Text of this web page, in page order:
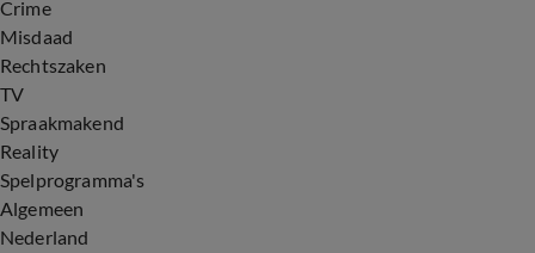
Crime
Misdaad
Rechtszaken
TV
Spraakmakend
Reality
Spelprogramma's
Algemeen
Nederland